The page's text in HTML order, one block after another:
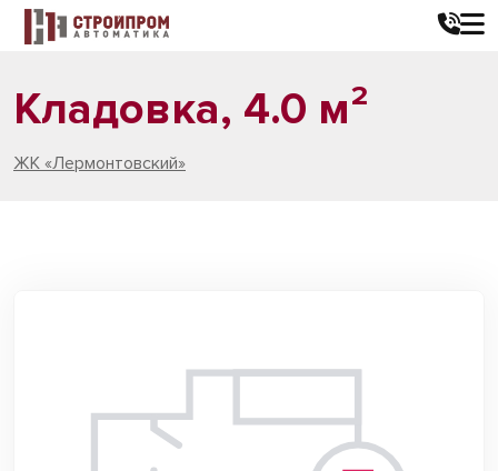
Кладовка, 4.0 м²
ЖК «Лермонтовский»